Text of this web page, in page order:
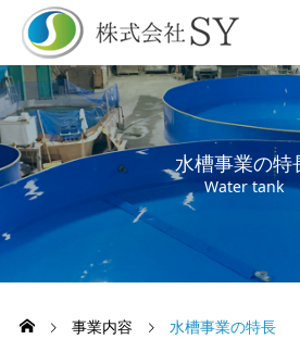
水槽事業の特
Water tank
事業内容 水槽事業の特長